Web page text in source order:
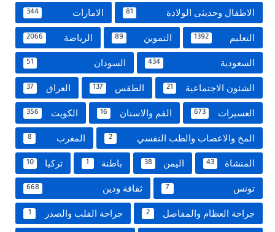
الاطفال وحديثى الولادة 81 الامارات 344
التعليم 1392 التموين 89 الرياضة 2066
السعودية 434 السودان 51
الشئون الاجتماعية 21 الطقس 137 العراق 37
العسيرات 673 الفم والاسنان 16 الكويت 356
المخ والاعصاب والطب النفسي 2 المغرب 8
المنشاة 43 اليمن 38 باطنة 1 تركيا 10
تونس 7 ثقافة ودين 668
جراحة العظام والمفاصل 2 جراحة القلب والصدر 1